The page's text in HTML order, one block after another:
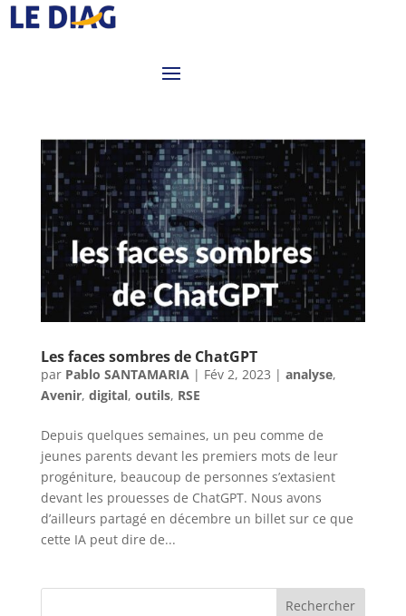
Les faces sombres de ChatGPT
par Pablo SANTAMARIA | Fév 2, 2023 | analyse,
Avenir, digital, outils, RSE
Depuis quelques semaines, un peu comme de
jeunes parents devant les premiers mots de leur
progéniture, beaucoup de personnes s’extasient
devant les prouesses de ChatGPT. Nous avons
d’ailleurs partagé en décembre un billet sur ce que
cette IA peut dire de...
Rechercher